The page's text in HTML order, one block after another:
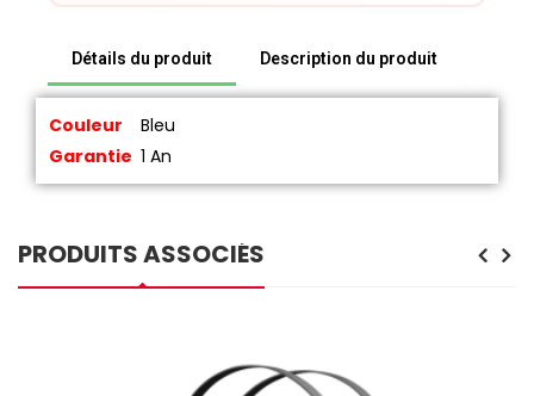
Détails du produit Description du produit
Couleur
Bleu
Garantie 1 An
PRODUITS ASSOCIÉS